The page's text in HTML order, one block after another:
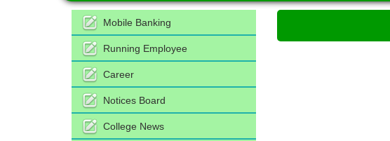
Mobile Banking
Running Employee
Career
Notices Board
College News